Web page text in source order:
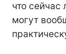
что
могут